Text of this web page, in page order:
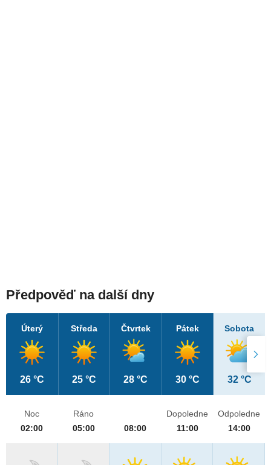
Předpověď na další dny
Úterý
26 °C
Středa
25 °C
Čtvrtek
28 °C
Pátek
30 °C
Sobota
32 °C
Noc
02:00
Ráno
05:00
08:00
Dopoledne
11:00
Odpoledne
14:00